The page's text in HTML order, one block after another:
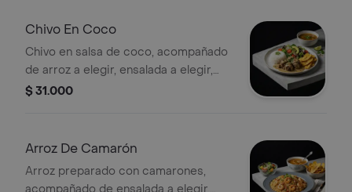
Chivo En Coco
Chivo en salsa de coco, acompañado
de arroz a elegir, ensalada a elegir,
patacones y sopa.
$ 31.000
Arroz De Camarón
Arroz preparado con camarones,